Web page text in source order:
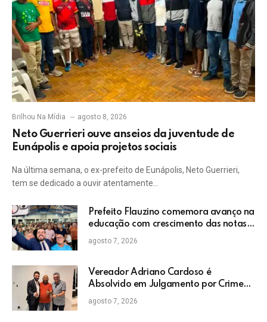
Brilhou Na Mídia agosto 8, 2026
Neto Guerrieri ouve anseios da juventude de
Eunápolis e apoia projetos sociais
Na última semana, o ex-prefeito de Eunápolis, Neto Guerrieri,
tem se dedicado a ouvir atentamente…
Prefeito Flauzino comemora avanço na
educação com crescimento das notas
do IDEB da rede pública de Itabela
agosto 7, 2026
Vereador Adriano Cardoso é
Absolvido em Julgamento por Crime
Eleitoral no TRE
agosto 7, 2026